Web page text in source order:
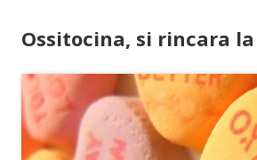
Ossitocina, si rincara